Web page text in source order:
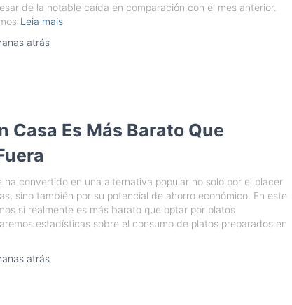
de la notable caída en comparación con el mes anterior.
Leia mais
atrás
Casa Es Más Barato Que
ha convertido en una alternativa popular no solo por el placer
sino también por su potencial de ahorro económico. En este
si realmente es más barato que optar por platos
estadísticas sobre el consumo de platos preparados en
atrás